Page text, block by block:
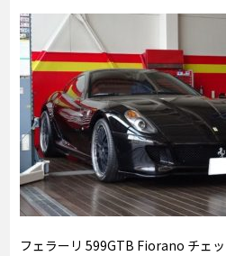
フェラーリ 599GTB Fiorano チェ